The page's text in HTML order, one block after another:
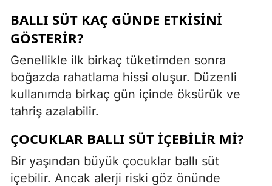
BALLI SÜT KAÇ GÜNDE ETKISINI
GÖSTERIR?
Genellikle ilk birkaç tüketimden sonra
boğazda rahatlama hissi oluşur. Düzenli
kullanımda birkaç gün içinde öksürük ve
tahriş azalabilir.
ÇOCUKLAR BALLI SÜT IÇEBILIR MI?
Bir yaşından büyük çocuklar ballı süt
içebilir. Ancak alerji riski göz önünde